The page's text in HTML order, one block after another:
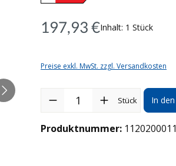
197,93 €Inhalt: 1 Stück
Preise exkl. MwSt. zzgl. Versandkosten
Produkt Anzahl: Gib den
Stück In
Produktnummer: